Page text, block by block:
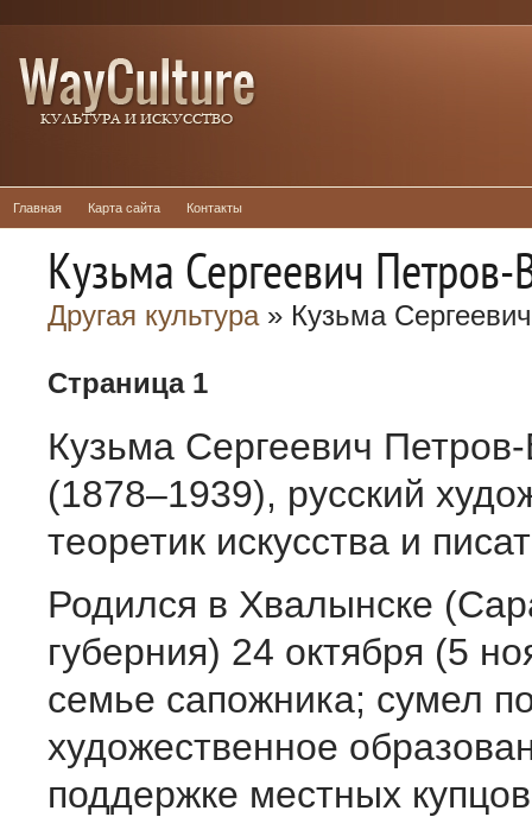
Главная Карта сайта Контакты
Кузьма Сергеевич
Другая культура» Кузьма
Страница 1
Кузьма Сергеевич
(1878–1939), русский
теоретик искусства и
Родился в Хвалынске
губерния) 24 октября (5
семье сапожника; сумел
художественное
поддержке местных